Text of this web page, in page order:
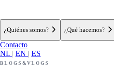
¿Quiénes somos? ¿Qué hacemos?
Contacto
NL | EN | ES
BLOGS&VLOGS